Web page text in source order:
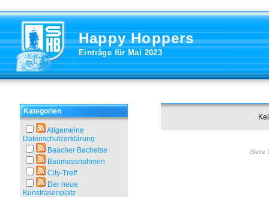
Happy Hoppers
Einträge für Mai 2023
Kategorien
Allgemeine
Datenschutzerklärung
Baacher Bachetse
Baumassnahmen
City-Treff
Der neue
Kunstrasenplatz
(Seite